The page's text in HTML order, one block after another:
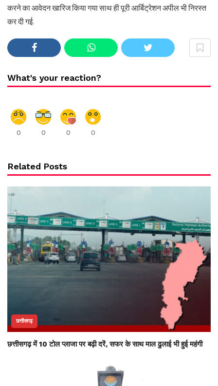
करने का आवेदन खारिज किया गया साथ ही पूरी आर्बिट्रेशन अपील भी निरस्त
कर दी गई.
What's your reaction?
0 0 0 0
Related Posts
छत्तीसगढ़
छत्तीसगढ़ में 10 टोल प्लाजा पर बढ़ी दरें, सफर के साथ माल ढुलाई भी हुई महंगी